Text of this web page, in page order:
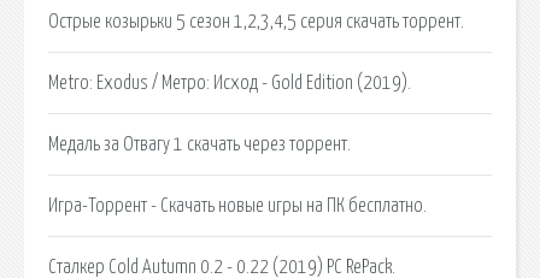
Острые козырьки 5 сезон 1,2,3,4,5 серия скачать торрент.
Metro: Exodus / Метро: Исход - Gold Edition (2019).
Медаль за Отвагу 1 скачать через торрент.
Игра-Торрент - Скачать новые игры на ПК бесплатно.
Сталкер Cold Autumn 0.2 - 0.22 (2019) PC RePack.